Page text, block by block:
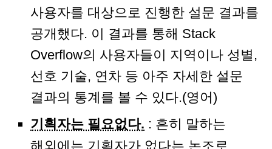
사용자를 대상으로 진행한 설문 결과를
공개했다. 이 결과를 통해 Stack
Overflow의 사용자들이 지역이나 성별,
선호 기술, 연차 등 아주 자세한 설문
결과의 통계를 볼 수 있다.(영어)
기획자는 필요없다. : 흔히 말하는
해외에는 기획자가 없다는 논조로